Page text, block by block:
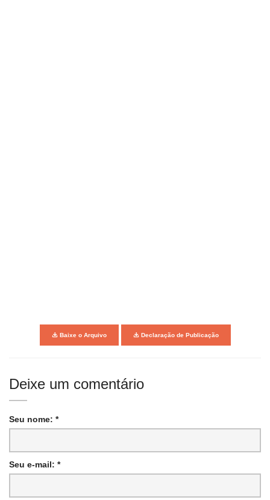
Baixe o Arquivo Declaração de Publicação
Deixe um comentário
Seu nome: *
Seu e-mail: *